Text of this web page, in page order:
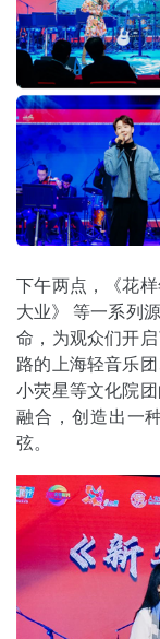
下午两点，《花
大业》 等一系列
命，为观众们开
路的上海轻音乐
小荧星等文化院
融合，创造出一
弦。